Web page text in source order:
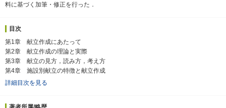
料に基づく加筆・修正を行った．
目次
第1章 献立作成にあたって
第2章 献立作成の理論と実際
第3章 献立の見方，読み方，考え方
第4章 施設別献立の特徴と献立作成
詳細目次を見る